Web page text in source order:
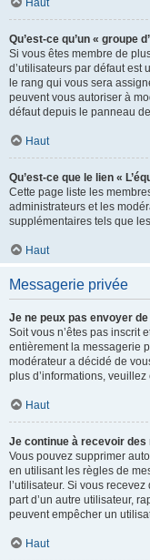
Haut
Qu’est-ce qu’un « groupe
Si vous êtes membre de
d’utilisateurs par défaut est
le rang qui vous sera
peuvent vous autoriser à
défaut depuis le panneau
Haut
Qu’est-ce que le lien «
Cette page liste les
administrateurs et les
supplémentaires tels que
Haut
Messagerie privée
Je ne peux pas envoyer
Soit vous n’êtes pas inscrit
entièrement la messagerie
modérateur a décidé de
plus d’informations,
Haut
Je continue à recevoir
Vous pouvez supprimer
en utilisant les règles de
l’utilisateur. Si vous
part d’un autre utilisateur,
peuvent empêcher un
Haut